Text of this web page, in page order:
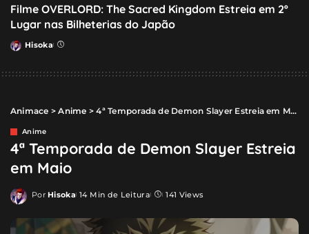
Filme OVERLORD: The Sacred Kingdom Estreia em 2º
Lugar nas Bilheterias do Japão
Posted
Hisoka
Animace >Anime >4ª Temporada de Demon Slayer Estreia em Maio
Anime
4ª Temporada de Demon Slayer Estreia
em Maio
Posted
Por Hisoka 14 Min de Leitura 141 Views